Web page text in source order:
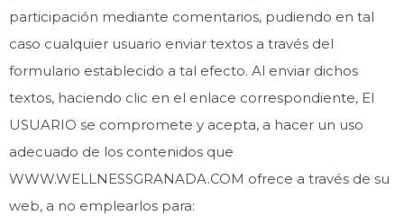
participación mediante comentarios, pudiendo en tal
caso cualquier usuario enviar textos a través del
formulario establecido a tal efecto. Al enviar dichos
textos, haciendo clic en el enlace correspondiente, El
USUARIO se compromete y acepta, a hacer un uso
adecuado de los contenidos que
WWW.WELLNESSGRANADA.COM ofrece a través de su
web, a no emplearlos para: